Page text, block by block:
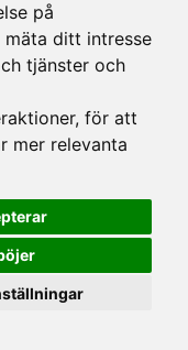
på
ditt intresse
tjänster och
, för att
mer relevanta
Följ oss
Facebook
YouTube
Sverige